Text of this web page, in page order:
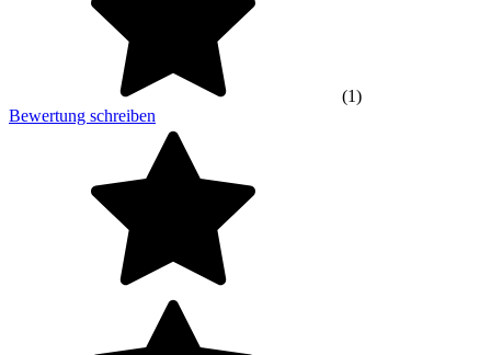
(1)
Bewertung schreiben